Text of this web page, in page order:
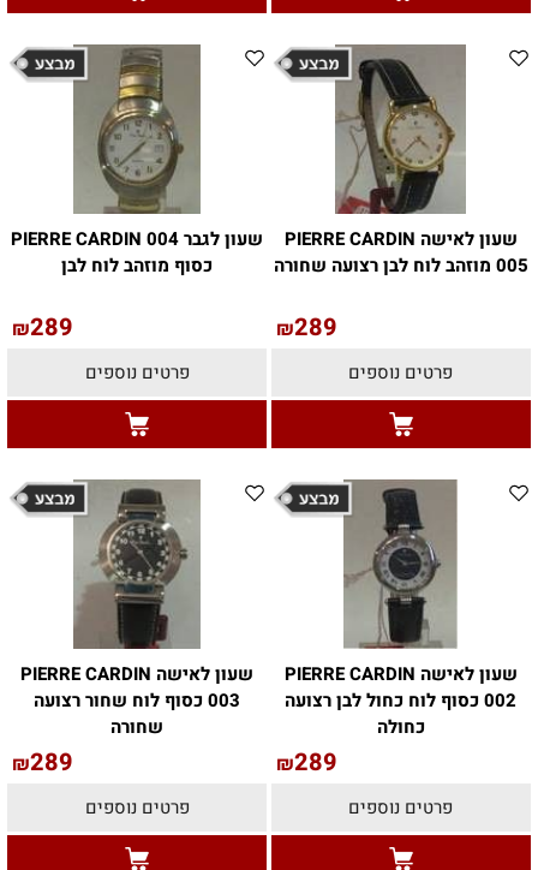
שעון לאישה PIERRE CARDIN
005 מוזהב לוח לבן רצועה שחורה
₪289
פרטים נוספים
שעון לגבר PIERRE CARDIN 004
כסוף מוזהב לוח לבן
₪289
פרטים נוספים
שעון לאישה PIERRE CARDIN
002 כסוף לוח כחול לבן רצועה
כחולה
₪289
פרטים נוספים
שעון לאישה PIERRE CARDIN
003 כסוף לוח שחור רצועה
שחורה
₪289
פרטים נוספים